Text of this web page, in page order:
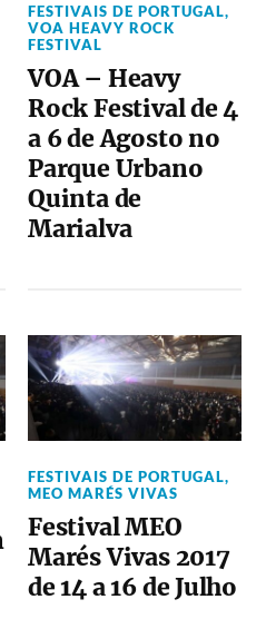
FESTIVAIS DE PORTUGAL,
VOA HEAVY ROCK
FESTIVAL
VOA – Heavy
Rock Festival de 4
a 6 de Agosto no
Parque Urbano
Quinta de
Marialva
FESTIVAIS DE PORTUGAL,
MEO MARÉS VIVAS
Festival MEO
Marés Vivas 2017
de 14 a 16 de Julho